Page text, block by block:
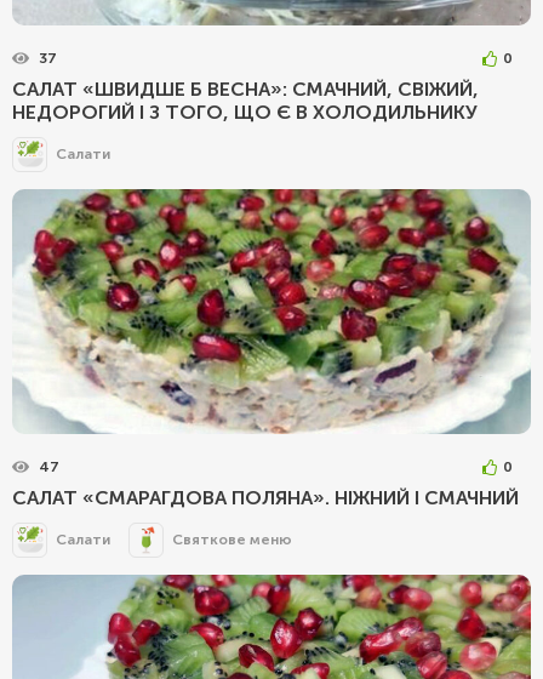
37 0
САЛАТ «ШВИДШЕ Б ВЕСНА»: СМАЧНИЙ, СВІЖИЙ,
НЕДОРОГИЙ І З ТОГО, ЩО Є В ХОЛОДИЛЬНИКУ
Салати
47 0
САЛАТ «СМАРАГДОВА ПОЛЯНА». НІЖНИЙ І СМАЧНИЙ
Салати Святкове меню